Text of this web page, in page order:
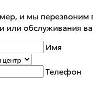
и мы перезвоним
или обслуживания
Имя
Телефон